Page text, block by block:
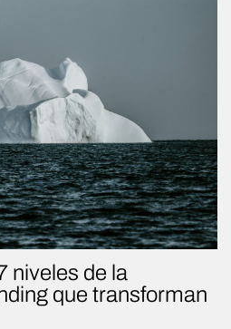
niveles de la
que transforman